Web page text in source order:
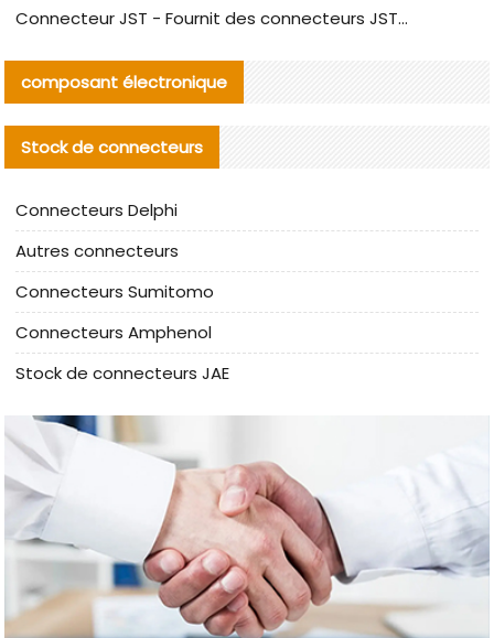
Connecteur JST - Fournit des connecteurs JST GHR-09V-S authentiques et des produits de remplacement|
composant électronique
Stock de connecteurs
Connecteurs Delphi
Autres connecteurs
Connecteurs Sumitomo
Connecteurs Amphenol
Stock de connecteurs JAE